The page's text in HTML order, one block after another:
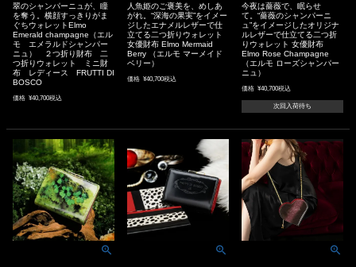
翠のシャンパーニュが、瞳
を奪う。横顔すっきりがま
ぐちウォレットElmo
Emerald champagne（エル
モ エメラルドシャンパー
ニュ） ２つ折り財布 二
つ折りウォレット ミニ財
布 レディース FRUTTI DI
BOSCO
価格 ¥40,700税込
人魚姫のご褒美を、めしあ
がれ。“深海の果実”をイメー
ジしたエナメルレザーで仕
立てる二つ折りウォレット
女優財布 Elmo Mermaid
Berry （エルモ マーメイド
ベリー）
価格 ¥40,700税込
今夜は薔薇で、眠らせ
て。“薔薇のシャンパーニ
ュ”をイメージしたオリジナ
ルレザーで仕立てる二つ折
りウォレット 女優財布
Elmo Rose Champagne
（エルモ ローズシャンパー
ニュ）
価格 ¥40,700税込
次回入荷待ち